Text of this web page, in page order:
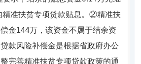
精准扶贫专项贷款贴息。②精准扶
金144万，该资金不属于结余资
款风险补偿金是根据省政府办公
完善精准扶贫专项贷款政策的通